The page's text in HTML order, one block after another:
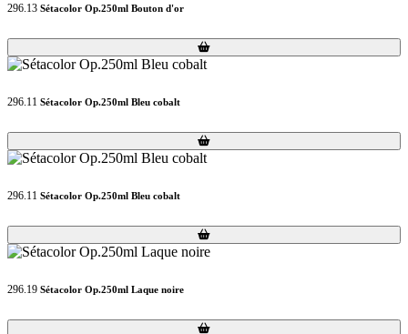
296.13 Sétacolor Op.250ml Bouton d'or
Loading...
Loading...
296.11 Sétacolor Op.250ml Bleu cobalt
Loading...
Loading...
296.11 Sétacolor Op.250ml Bleu cobalt
Loading...
Loading...
296.19 Sétacolor Op.250ml Laque noire
Loading...
Loading...